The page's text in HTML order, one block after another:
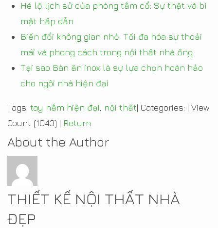
Hé lộ lịch sử của phòng tắm cổ: Sự thật và bí
mật hấp dẫn
Biến đổi không gian nhỏ: Tối đa hóa sự thoải
mái và phong cách trong nội thất nhà ống
Tại sao Bàn ăn inox là sự lựa chọn hoàn hảo
cho ngôi nhà hiện đại
Tags: tay nắm hiện đại nội thất| Categories: | View
Count (1043) | Return
About the Author
THIẾT KẾ NỘI THẤT NHÀ
ĐẸP